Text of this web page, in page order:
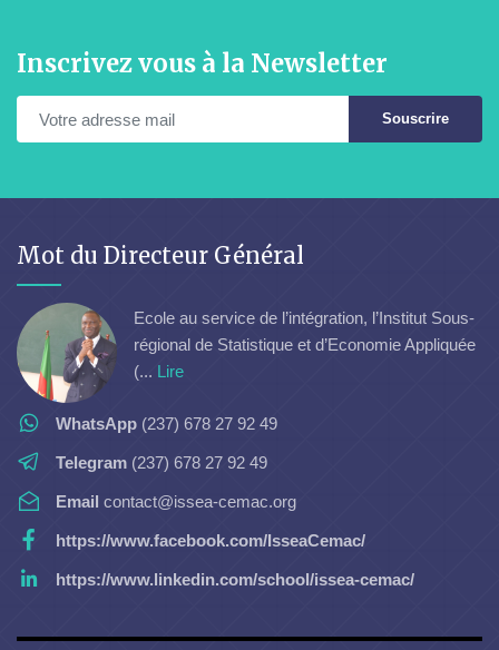
Inscrivez vous à la Newsletter
Souscrire
Mot du Directeur Général
Ecole au service de l’intégration, l’Institut Sous-
régional de Statistique et d’Economie Appliquée
(... Lire
WhatsApp (237) 678 27 92 49
Telegram (237) 678 27 92 49
Email contact@issea-cemac.org
https://www.facebook.com/IsseaCemac/
https://www.linkedin.com/school/issea-cemac/